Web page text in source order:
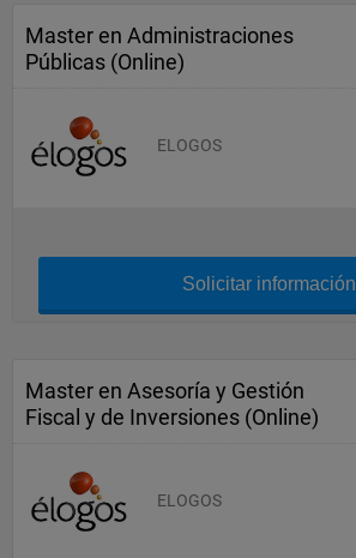
Master en Administraciones
Públicas (Online)
ELOGOS
Solicitar información
Master en Asesoría y Gestión
Fiscal y de Inversiones (Online)
ELOGOS